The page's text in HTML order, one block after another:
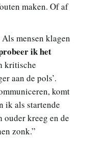
maken. Of af
mensen klagen
ik het
kritische
aan de pols’.
komt
ik als startende
ouder kreeg en de
zonk.”